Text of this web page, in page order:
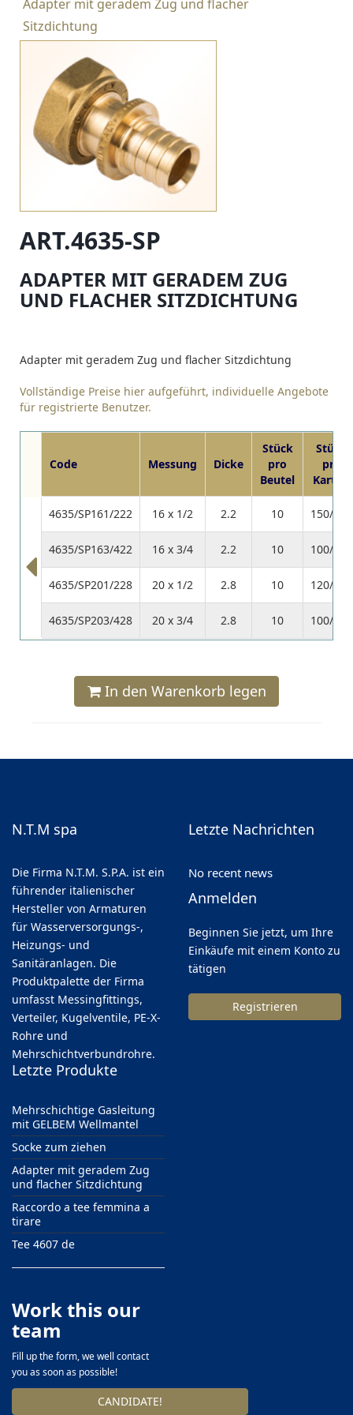
Adapter mit geradem Zug und flacher
Sitzdichtung
ART.4635-SP
ADAPTER MIT GERADEM ZUG
UND FLACHER SITZDICHTUNG
Adapter mit geradem Zug und flacher Sitzdichtung
Vollständige Preise hier aufgeführt, individuelle Angebote
für registrierte Benutzer.
Code Messung Dicke
Stück
pro
Beutel
Stück
pro
Karton
4635/SP161/222 16 x 1/2 2.2 10 150/300
4635/SP163/422 16 x 3/4 2.2 10 100/200
4635/SP201/228 20 x 1/2 2.8 10 120/250
4635/SP203/428 20 x 3/4 2.8 10 100/200
In den Warenkorb legen
N.T.M spa
Die Firma N.T.M. S.P.A. ist ein
führender italienischer
Hersteller von Armaturen
für Wasserversorgungs-,
Heizungs- und
Sanitäranlagen. Die
Produktpalette der Firma
umfasst Messingfittings,
Verteiler, Kugelventile, PE-X-
Rohre und
Mehrschichtverbundrohre.
Letzte Produkte
Mehrschichtige Gasleitung
mit GELBEM Wellmantel
Socke zum ziehen
Adapter mit geradem Zug
und flacher Sitzdichtung
Raccordo a tee femmina a
tirare
Tee 4607 de
Work this our
team
Fill up the form, we well contact
you as soon as possible!
CANDIDATE!
Letzte Nachrichten
No recent news
Anmelden
Beginnen Sie jetzt, um Ihre
Einkäufe mit einem Konto zu
tätigen
Registrieren